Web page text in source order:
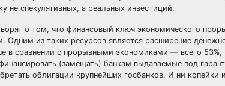
не спекулятивных, а реальных инвестиций.
о том, что финансовый ключ экономического
Одним из таких ресурсов является расширение
в сравнении с прорывными экономиками — всего 53%,
(замещать) банкам выдаваемые под
облигации крупнейших госбанков. И ни копейки